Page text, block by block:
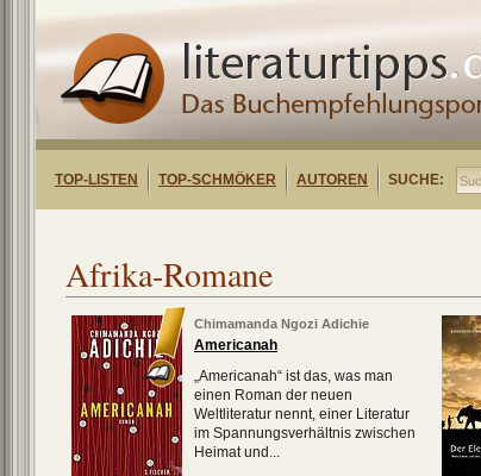
TOP-LISTEN TOP-SCHMÖKER AUTOREN SUCHE:
Afrika-Romane
Chimamanda Ngozi Adichie
Americanah
„Americanah“ ist das, was man
einen Roman der neuen
Weltliteratur nennt, einer Literatur
im Spannungsverhältnis zwischen
Heimat und...